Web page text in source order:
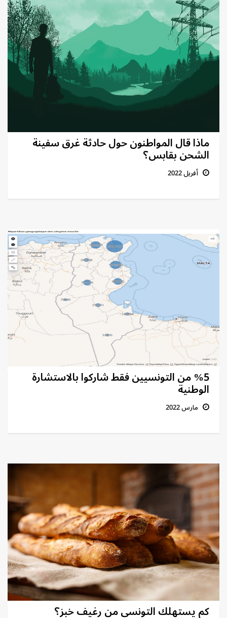
ماذا قال المواطنون حول حادثة غرق سفينة
الشحن بقابس؟
أفريل 2022
%5 من التونسيين فقط شاركوا بالاستشارة
الوطنية
مارس 2022
كم يستهلك التونسي من رغيف خبز؟